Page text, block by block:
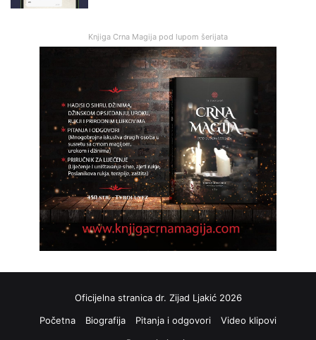
Knjiga Crna Magija pod lupom šerijata
Oficijelna stranica dr. Zijad Ljakić 2026
Početna
Biografija Pitanja i odgovori
Video klipovi